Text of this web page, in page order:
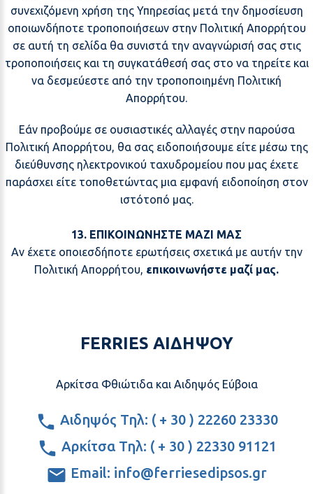
συνεχιζόμενη χρήση της Υπηρεσίας μετά την δημοσίευση
οποιωνδήποτε τροποποιήσεων στην Πολιτική Απορρήτου
σε αυτή τη σελίδα θα συνιστά την αναγνώρισή σας στις
τροποποιήσεις και τη συγκατάθεσή σας στο να τηρείτε και
να δεσμεύεστε από την τροποποιημένη Πολιτική
Απορρήτου.
Εάν προβούμε σε ουσιαστικές αλλαγές στην παρούσα
Πολιτική Απορρήτου, θα σας ειδοποιήσουμε είτε μέσω της
διεύθυνσης ηλεκτρονικού ταχυδρομείου που μας έχετε
παράσχει είτε τοποθετώντας μια εμφανή ειδοποίηση στον
ιστότοπό μας.
13. ΕΠΙΚΟΙΝΩΝΗΣΤΕ ΜΑΖΙ ΜΑΣ
Αν έχετε οποιεσδήποτε ερωτήσεις σχετικά με αυτήν την
Πολιτική Απορρήτου, επικοινωνήστε μαζί μας.
FERRIES ΑΙΔΗΨΟΥ
Αρκίτσα Φθιώτιδα και Αιδηψός Εύβοια
Αιδηψός Τηλ: ( + 30 ) 22260 23330
Αρκίτσα Τηλ: ( + 30 ) 22330 91121
Email: info@ferriesedipsos.gr